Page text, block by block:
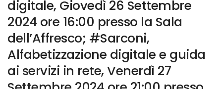
digitale, Giovedì 26 Settembre
2024 ore 16:00 presso la Sala
dell’Affresco; #Sarconi,
Alfabetizzazione digitale e guida
ai servizi in rete, Venerdì 27